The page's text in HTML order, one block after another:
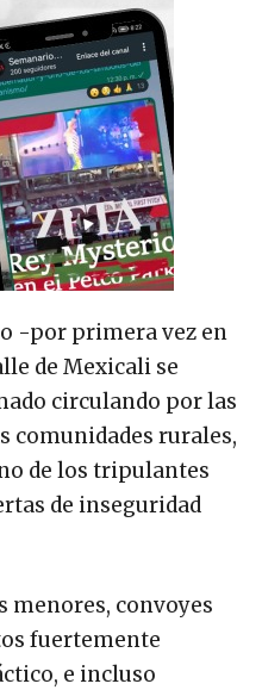
-por primera vez en
de Mexicali se
circulando por las
comunidades rurales,
de los tripulantes
de inseguridad
menores, convoyes
fuertemente
e incluso